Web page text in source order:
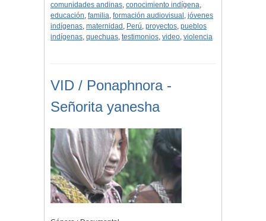
comunidades andinas, conocimiento indígena,
educación, familia, formación audiovisual , jóvenes
indígenas, maternidad , Perú, proyectos, pueblos
indígenas, quechuas, testimonios, video, violencia
VID / Ponaphnora -
Señorita yanesha